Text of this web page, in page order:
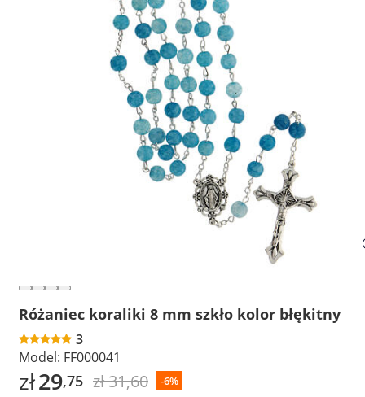
Różaniec koraliki 8 mm szkło kolor błękitny
3
Model: FF000041
zł29,75 zł 31,60 -6%